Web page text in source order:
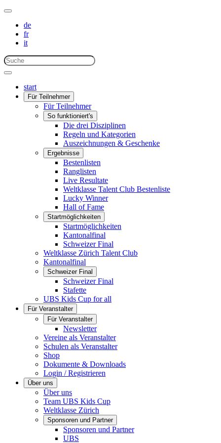
de
fr
it
start
Für Teilnehmer
Für Teilnehmer
So funktioniert's
Die drei Disziplinen
Regeln und Kategorien
Auszeichnungen & Geschenke
Ergebnisse
Bestenlisten
Ranglisten
Live Resultate
Weltklasse Talent Club Bestenliste
Lucky Winner
Hall of Fame
Startmöglichkeiten
Startmöglichkeiten
Kantonalfinal
Schweizer Final
Weltklasse Zürich Talent Club
Kantonalfinal
Schweizer Final
Schweizer Final
Stafette
UBS Kids Cup for all
Für Veranstalter
Für Veranstalter
Newsletter
Vereine als Veranstalter
Schulen als Veranstalter
Shop
Dokumente & Downloads
Login / Registrieren
Über uns
Über uns
Team UBS Kids Cup
Weltklasse Zürich
Sponsoren und Partner
Sponsoren und Partner
UBS